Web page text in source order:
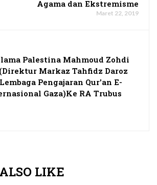
Agama dan Ekstremisme
Maret 22, 2019
Palestina Mahmoud Zohdi
Markaz Tahfidz Daroz
Pengajaran Qur'an E-
Gaza)Ke RA Trubus
LIKE